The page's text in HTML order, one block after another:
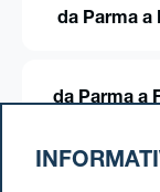
da Parma a
da Parma a